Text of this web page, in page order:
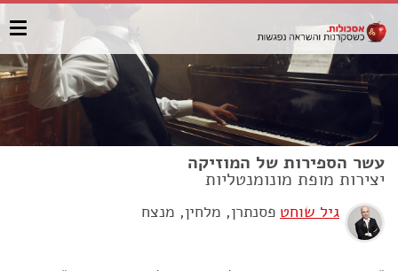
עשר הספירות של המוזיקה
יצירות מופת מונומנטליות
גיל שוחט פסנתרן, מלחין, מנצח